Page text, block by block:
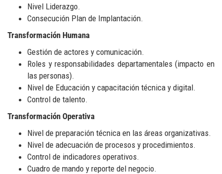
Nivel Liderazgo.
Consecución Plan de Implantación.
Transformación Humana
Gestión de actores y comunicación.
Roles y responsabilidades departamentales (impacto en
las personas).
Nivel de Educación y capacitación técnica y digital.
Control de talento.
Transformación Operativa
Nivel de preparación técnica en las áreas organizativas.
Nivel de adecuación de procesos y procedimientos.
Control de indicadores operativos.
Cuadro de mando y reporte del negocio.